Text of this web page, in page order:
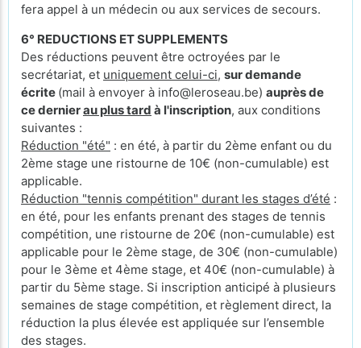
fera appel à un médecin ou aux services de secours.
6° REDUCTIONS ET SUPPLEMENTS
Des réductions peuvent être octroyées par le
secrétariat, et uniquement celui-ci, sur demande
écrite (mail à envoyer à info@leroseau.be) auprès de
ce dernierau plus tard à l'inscription, aux conditions
suivantes :
Réduction "été" : en été, à partir du 2ème enfant ou du
2ème stage une ristourne de 10€ (non-cumulable) est
applicable.
Réduction "tennis compétition" durant les stages d’été :
en été, pour les enfants prenant des stages de tennis
compétition, une ristourne de 20€ (non-cumulable) est
applicable pour le 2ème stage, de 30€ (non-cumulable)
pour le 3ème et 4ème stage, et 40€ (non-cumulable) à
partir du 5ème stage. Si inscription anticipé à plusieurs
semaines de stage compétition, et règlement direct, la
réduction la plus élevée est appliquée sur l’ensemble
des stages.